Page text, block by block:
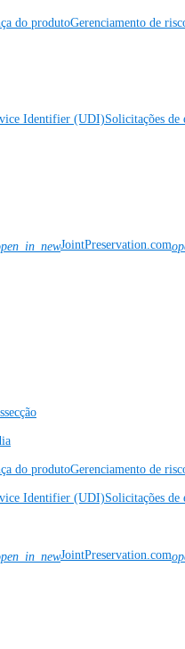
do produtoGerenciamento de
Identifier (UDI)Solicitações de
JointPreservation.com
do produtoGerenciamento de
Identifier (UDI)Solicitações de
JointPreservation.com